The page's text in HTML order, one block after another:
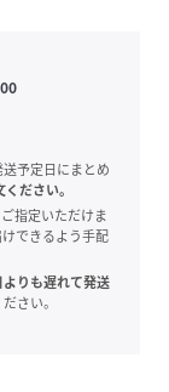
予定日にまとめ
ださい。
指定いただけま
できるよう手配
りも遅れて発送
さい。